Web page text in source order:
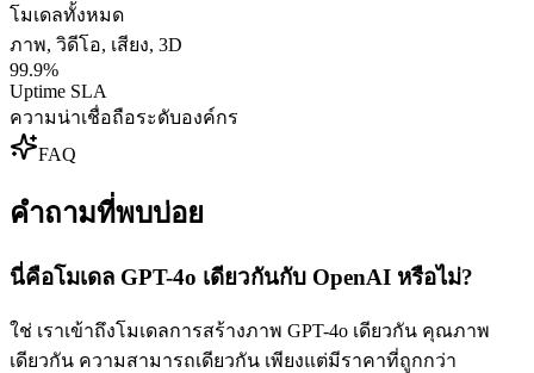
โมเดลทั้งหมด
ภาพ, วิดีโอ, เสียง, 3D
99.9%
Uptime SLA
ความน่าเชื่อถือระดับองค์กร
FAQ
คำถามที่พบบ่อย
นี่คือโมเดล GPT-4o เดียวกันกับ OpenAI หรือไม่?
ใช่ เราเข้าถึงโมเดลการสร้างภาพ GPT-4o เดียวกัน คุณภาพ
เดียวกัน ความสามารถเดียวกัน เพียงแต่มีราคาที่ถูกกว่า